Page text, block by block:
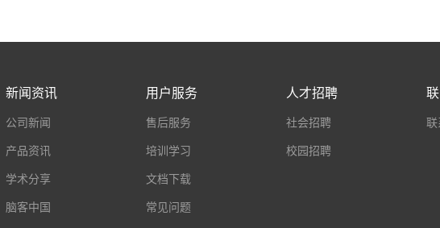
新闻资讯
公司新闻
产品资讯
学术分享
脑客中国
用户服务
售后服务
培训学习
文档下载
常见问题
人才招聘
社会招聘
校园招聘
联